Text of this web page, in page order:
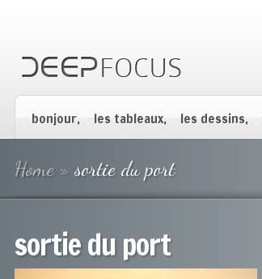
bonjour, les tableaux, les dessins,
Home » sortie du port
sortie du port